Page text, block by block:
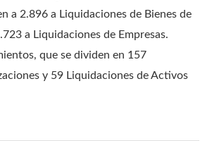
a 2.896 a Liquidaciones de Bienes de
a Liquidaciones de Empresas.
que se dividen en 157
y 59 Liquidaciones de Activos